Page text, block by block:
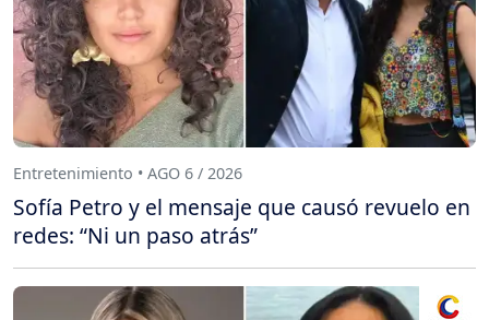
Entretenimiento • AGO 6 / 2026
Sofía Petro y el mensaje que causó revuelo en
redes: “Ni un paso atrás”